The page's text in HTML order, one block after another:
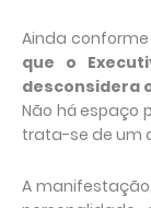
Ainda
que o
desconsidera
Não há espaço
trata-se de um
A